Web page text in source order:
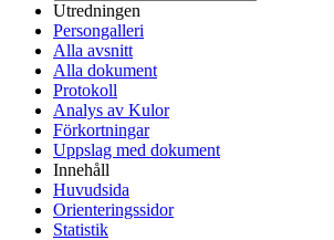
Utredningen
Persongalleri
Alla avsnitt
Alla dokument
Protokoll
Analys av Kulor
Förkortningar
Uppslag med dokument
Innehåll
Huvudsida
Orienteringssidor
Statistik